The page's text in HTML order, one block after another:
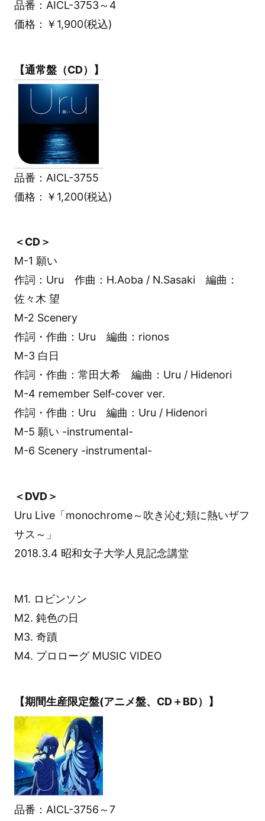
品番：AICL-3753～4
価格：￥1,900(税込)
【通常盤（CD）】
品番：AICL-3755
価格：￥1,200(税込)
＜CD＞
M-1 願い
作詞：Uru 作曲：H.Aoba / N.Sasaki 編曲：
佐々木 望
M-2 Scenery
作詞・作曲：Uru 編曲：rionos
M-3 白日
作詞・作曲：常田大希 編曲：Uru / Hidenori
M-4 remember Self-cover ver.
作詞・作曲：Uru 編曲：Uru / Hidenori
M-5 願い -instrumental-
M-6 Scenery -instrumental-
＜DVD＞
Uru Live「monochrome～吹き沁む頬に熱いザフ
サス～」
2018.3.4 昭和女子大学人見記念講堂
M1. ロビンソン
M2. 鈍色の日
M3. 奇蹟
M4. プロローグ MUSIC VIDEO
【期間生産限定盤(アニメ盤、CD＋BD）】
品番：AICL-3756～7